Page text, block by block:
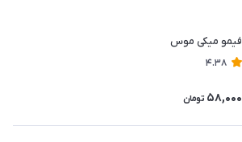
فیمو میکی موس
4.38
58,000 تومان